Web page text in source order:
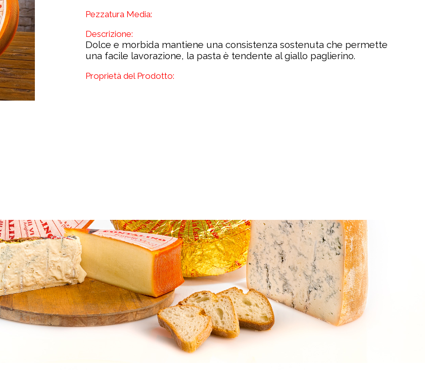
Pezzatura Media:
Descrizione:
Dolce e morbida mantiene una consistenza sostenuta che permette
una facile lavorazione, la pasta è tendente al giallo paglierino.
Proprietà del Prodotto: